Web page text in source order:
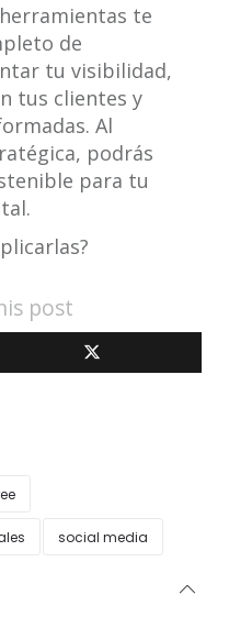
te
de
tu visibilidad,
tus clientes y
Al
podrás
para tu
post
social media